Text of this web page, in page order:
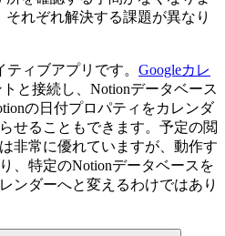
れぞれ解決する課題が異なり
ィブアプリです。 Googleカレ
と接続し、Notionデータベース
の日付プロパティをカレンダ
せることもできます。予定の閲
非常に優れていますが、動作す
、特定のNotionデータベースを
ンダーへと変えるわけではあり